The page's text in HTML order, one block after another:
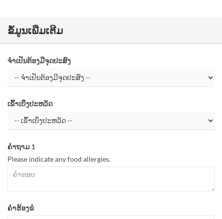
ຂໍ້ມູນເພີ່ມເຕີມ
ຈຳເປັນຕ້ອງມີຈຸດປະສົງ
ເຂົ້າເບິ່ງປະຫວັດ
ຄຳຖາມ 1
Please indicate any food allergies.
ຄຳຮ້ອງຂໍ